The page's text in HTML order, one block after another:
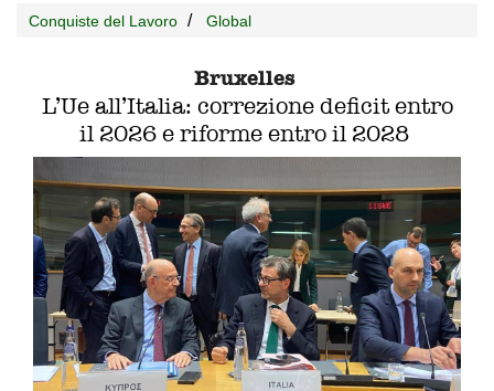
Conquiste del Lavoro Global
Bruxelles
L’Ue all’Italia: correzione deficit entro
il 2026 e riforme entro il 2028